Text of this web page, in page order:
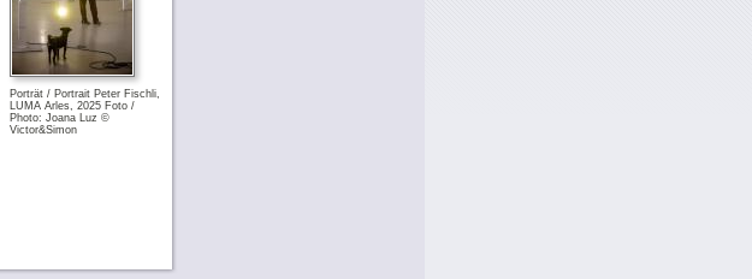
Porträt / Portrait Peter Fischli,
LUMA Arles, 2025 Foto /
Photo: Joana Luz ©
Victor&Simon